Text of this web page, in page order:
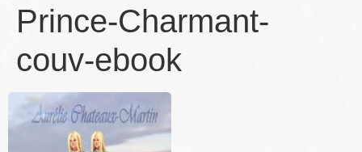
Prince-Charmant-
couv-ebook